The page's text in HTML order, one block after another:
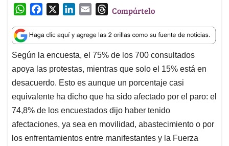
W
a
t
s
A
p
p
c
e
b
o
o
k
n
k
e
d
I
n
a
i
T
r
e
a
d
s
Compártelo
Según la encuesta, el 75% de los 700 consultados
apoya las protestas, mientras que solo el 15% está en
desacuerdo. Esto es aunque un porcentaje casi
equivalente ha dicho que ha sido afectado por el paro: el
74,8% de los encuestados dijo haber tenido
afectaciones, ya sea en movilidad, abastecimiento o por
los enfrentamientos entre manifestantes y la Fuerza